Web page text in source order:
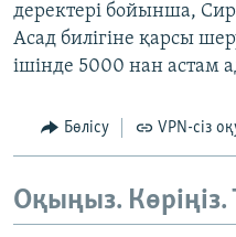
деректері бойынша,
Асад билігіне қарсы
ішінде 5000 нан астам
Бөлісу VPN-сіз
Оқыңыз.